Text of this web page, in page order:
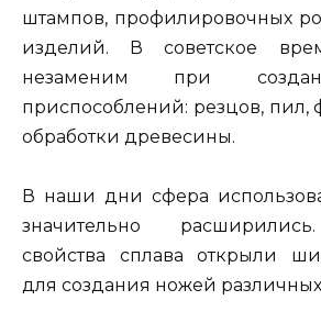
штампов, профилировочных
изделий. В советское
незаменим при
приспособлений: резцов, пил,
обработки древесины.
В наши дни сфера
значительно
свойства сплава открыли
для создания ножей